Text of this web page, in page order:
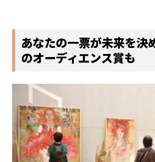
あなたの一票が未来を決
のオーディエンス賞も